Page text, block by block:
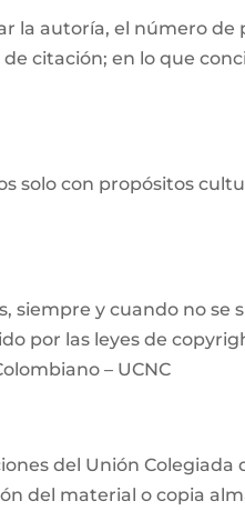
la autoría, el número
citación; en lo que
solo con propósitos
siempre y cuando no se
por las leyes de
– UCNC
del Unión
del material o copia